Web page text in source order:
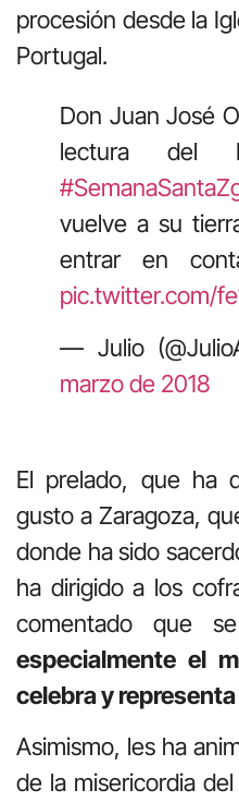
procesión desde la
Portugal.
Don Juan José
lectura del
vuelve a su
entrar en
pic.twitter.com/
— Julio
marzo de 2018
El prelado, que ha
gusto a Zaragoza,
donde ha sido
ha dirigido a los
comentado que
especialmente el
celebra y
Asimismo, les ha
de la misericordia